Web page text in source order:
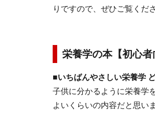
りですので、ぜひご覧くだ
栄養学の本【初心
■いちばんやさしい栄養学
子供に分かるように栄養学
よいくらいの内容だと思い